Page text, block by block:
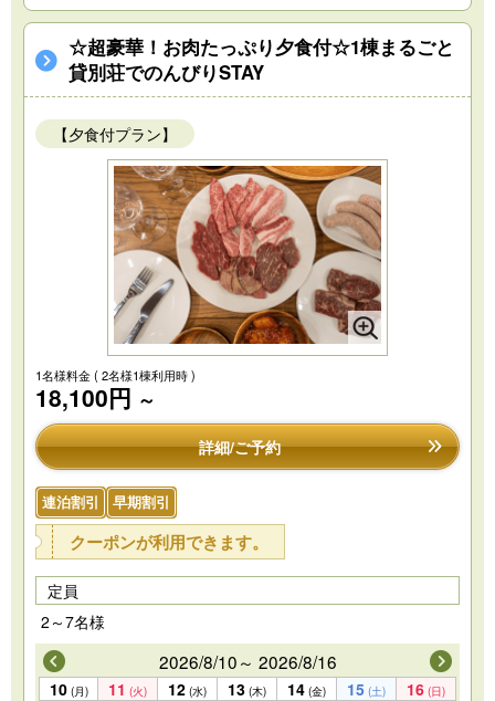
☆超豪華！お肉たっぷり夕食付☆1棟まるごと
貸別荘でのんびりSTAY
【夕食付プラン】
1名様料金( 2名様1棟利用時 )
18,100円 ～
詳細/ご予約
連泊割引 早期割引
クーポンが利用できます。
定員
2～7名様
2026/8/10～ 2026/8/16
10 (月) 11 (火) 12 (水) 13 (木) 14 (金) 15 (土) 16 (日)